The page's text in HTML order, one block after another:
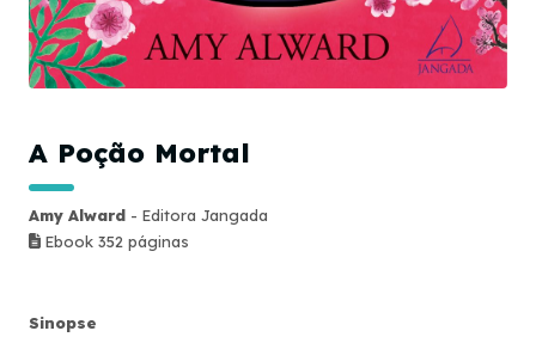
A Poção Mortal
Amy Alward - Editora Jangada
Ebook 352 páginas
Sinopse